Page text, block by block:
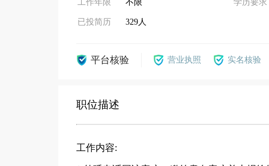
工作年限 不限
已投简历 329人
学历要求
平台核验 营业执照 实名核验
职位描述
工作内容: